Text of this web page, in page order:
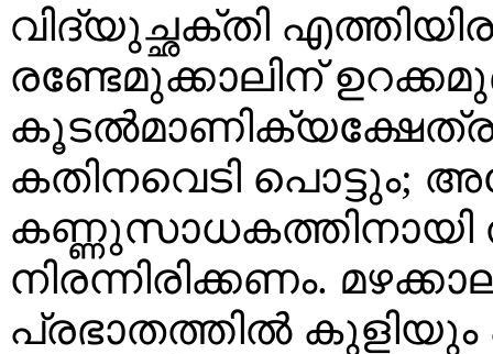
വിദ്യുച്ഛക്തി
രണ്ടേമുക്കാലിന്
കതിനവെടി പൊട്ടും;
കണ്ണുസാധകത്തിനായി
നിരന്നിരിക്കണം.
പ്രഭാതത്തിൽ